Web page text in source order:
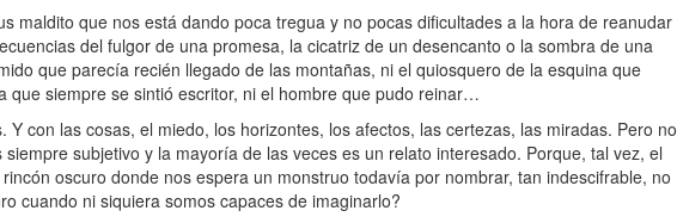
maldito que nos está dando poca tregua y no pocas dificultades a la hora de reanudar
del fulgor de una promesa, la cicatriz de un desencanto o la sombra de una
que parecía recién llegado de las montañas, ni el quiosquero de la esquina que
siempre se sintió escritor, ni el hombre que pudo reinar…
con las cosas, el miedo, los horizontes, los afectos, las certezas, las miradas. Pero no
subjetivo y la mayoría de las veces es un relato interesado. Porque, tal vez, el
oscuro donde nos espera un monstruo todavía por nombrar, tan indescifrable, no
cuando ni siquiera somos capaces de imaginarlo?